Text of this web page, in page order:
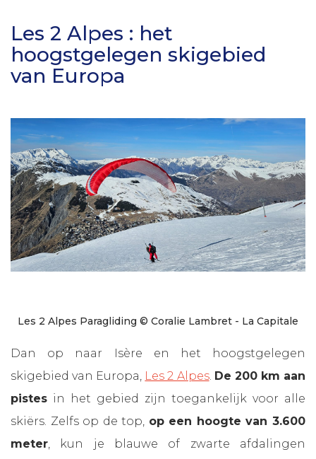
Les 2 Alpes : het
hoogstgelegen skigebied
van Europa
Les 2 Alpes Paragliding © Coralie Lambret - La Capitale
Dan op naar Isère en het hoogstgelegen
skigebied van Europa, Les 2 Alpes. De 200 km aan
pistes in het gebied zijn toegankelijk voor alle
skiërs. Zelfs op de top, op een hoogte van 3.600
meter, kun je blauwe of zwarte afdalingen